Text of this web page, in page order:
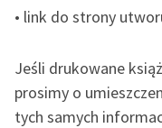
• link do strony
Jeśli drukowane
prosimy o
tych samych